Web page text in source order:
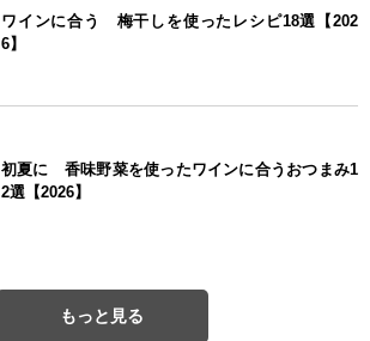
ワインに合う 梅干しを使ったレシピ18選【202
6】
初夏に 香味野菜を使ったワインに合うおつまみ1
2選【2026】
もっと見る